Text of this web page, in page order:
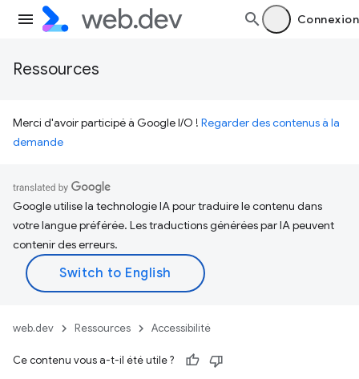
Connexion
Ressources
Merci d'avoir participé à Google I/O ! Regarder des contenus à la
demande
Google utilise la technologie IA pour traduire le contenu dans
votre langue préférée. Les traductions générées par IA peuvent
contenir des erreurs.
web.dev Ressources Accessibilité
Ce contenu vous a-t-il été utile ?